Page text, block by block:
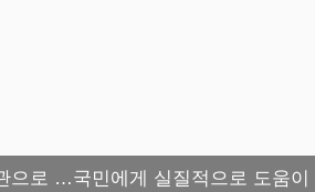
으로 …국민에게 실질적으로 도움이